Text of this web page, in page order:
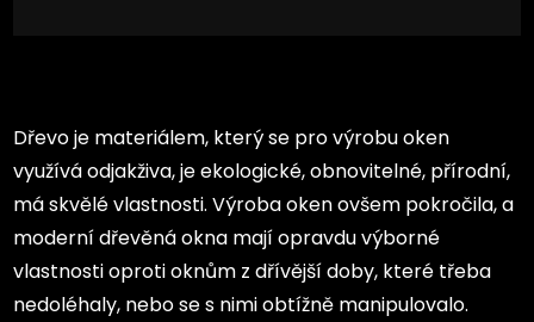
Dřevo je materiálem, který se pro výrobu oken
využívá odjakživa, je ekologické, obnovitelné, přírodní,
má skvělé vlastnosti. Výroba oken ovšem pokročila, a
moderní dřevěná okna mají opravdu výborné
vlastnosti oproti oknům z dřívější doby, které třeba
nedoléhaly, nebo se s nimi obtížně manipulovalo.